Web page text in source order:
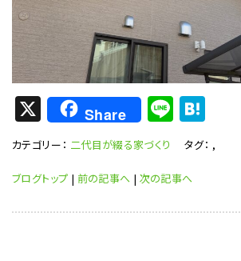
X Share Li
n
e
H
at
e
a
カテゴリー： 二代目が綴る家づくり タグ： ,
ブログトップ | 前の記事へ | 次の記事へ